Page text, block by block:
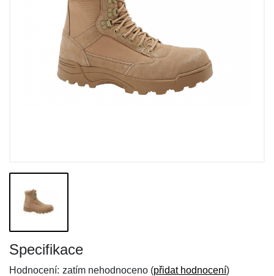
Specifikace
Hodnocení: zatím nehodnoceno (přidat hodnocení)